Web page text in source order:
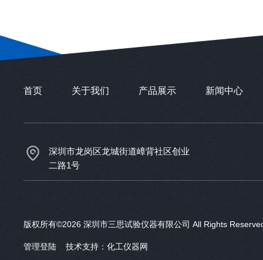
首页 关于我们 产品展示 新闻中心
深圳市龙岗区龙城街道嶂背社区创业
二路1号
版权所有©2026 深圳市三思试验仪器有限公司 All Rights
管理登陆 技术支持： 化工仪器网